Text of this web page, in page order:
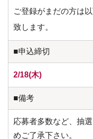
ご登録がまだの方は
致します。
■申込締切
2/18(木)
■備考
応募者多数など、抽
めご了承下さい。